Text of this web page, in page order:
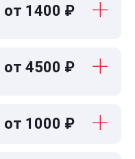
от 1400 ₽
от 4500 ₽
от 1000 ₽